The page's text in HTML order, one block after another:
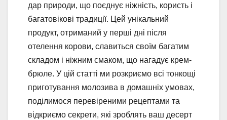
дар природи, що поєднує ніжність, користь і
багатовікові традиції. Цей унікальний
продукт, отриманий у перші дні після
отелення корови, славиться своїм багатим
складом і ніжним смаком, що нагадує крем-
брюле. У цій статті ми розкриємо всі тонкощі
приготування молозива в домашніх умовах,
поділимося перевіреними рецептами та
відкриємо секрети, які зроблять ваш десерт